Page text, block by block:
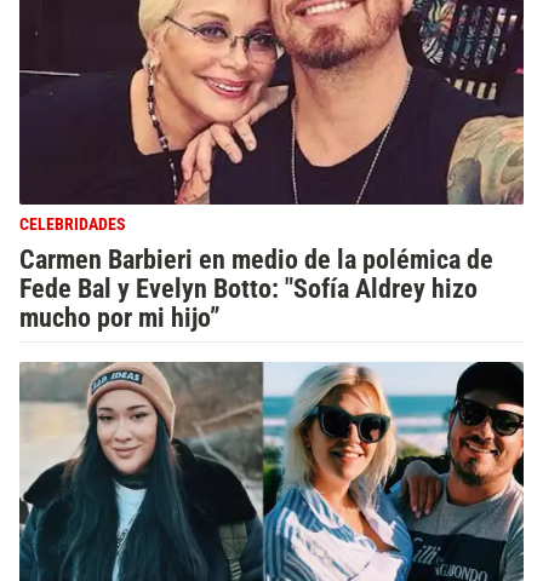
CELEBRIDADES
Carmen Barbieri en medio de la polémica de
Fede Bal y Evelyn Botto: "Sofía Aldrey hizo
mucho por mi hijo”